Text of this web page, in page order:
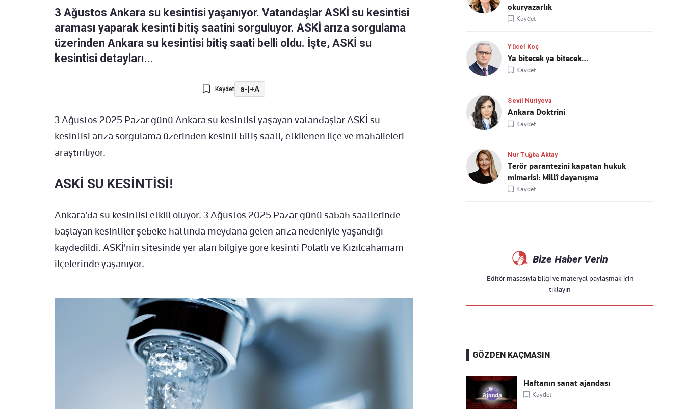
3 Ağustos Ankara su kesintisi yaşanıyor. Vatandaşlar ASKİ su kesintisi
araması yaparak kesinti bitiş saatini sorguluyor. ASKİ arıza sorgulama
üzerinden Ankara su kesintisi bitiş saati belli oldu. İşte, ASKİ su
kesintisi detayları...
Kaydet a-|+A
3 Ağustos 2025 Pazar günü Ankara su kesintisi yaşayan vatandaşlar ASKİ su
kesintisi arıza sorgulama üzerinden kesinti bitiş saati, etkilenen ilçe ve mahalleleri
araştırılıyor.
ASKİ SU KESİNTİSİ!
Ankara'da su kesintisi etkili oluyor. 3 Ağustos 2025 Pazar günü sabah saatlerinde
başlayan kesintiler şebeke hattında meydana gelen arıza nedeniyle yaşandığı
kaydedildi. ASKİ'nin sitesinde yer alan bilgiye göre kesinti Polatlı ve Kızılcahamam
ilçelerinde yaşanıyor.
okuryazarlık
Kaydet
Yücel Koç
Ya bitecek ya bitecek…
Kaydet
Sevil Nuriyeva
Ankara Doktrini
Kaydet
Nur Tuğba Aktay
Terör parantezini kapatan hukuk
mimarisi: Millî dayanışma
Kaydet
Bize Haber Verin
Editör masasıyla bilgi ve materyal paylaşmak için
tıklayın
GÖZDEN KAÇMASIN
Haftanın sanat ajandası
Kaydet